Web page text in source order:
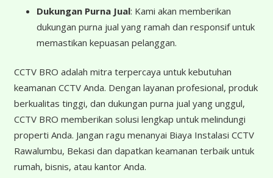
Dukungan Purna Jual: Kami akan memberikan
dukungan purna jual yang ramah dan responsif untuk
memastikan kepuasan pelanggan.
CCTV BRO adalah mitra terpercaya untuk kebutuhan
keamanan CCTV Anda. Dengan layanan profesional, produk
berkualitas tinggi, dan dukungan purna jual yang unggul,
CCTV BRO memberikan solusi lengkap untuk melindungi
properti Anda. Jangan ragu menanyai Biaya Instalasi CCTV
Rawalumbu, Bekasi dan dapatkan keamanan terbaik untuk
rumah, bisnis, atau kantor Anda.